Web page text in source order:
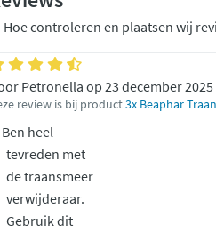
Hoe controleren en plaatsen wij
Petronella op 23 december
review is bij product3x Beaphar
Ben heel
tevreden met
de traansmeer
verwijderaar.
Gebruik dit